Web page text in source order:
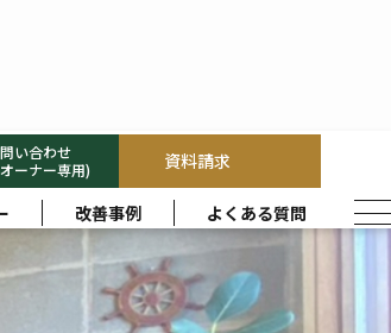
い合わせ
ーナー専用)
資料請求
改善事例 よくある質問